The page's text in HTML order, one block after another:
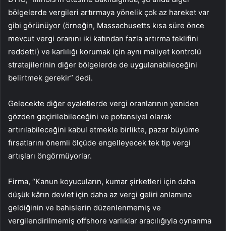
bölgelerde vergileri artırmaya yönelik çok az hareket var
gibi görünüyor (örneğin, Massachusetts kısa süre önce
mevcut vergi oranını iki katından fazla artırma teklifini
reddetti) ve karlılığı korumak için aynı maliyet kontrolü
stratejilerinin diğer bölgelerde de uygulanabileceğini
belirtmek gerekir” dedi.
Gelecekte diğer eyaletlerde vergi oranlarının yeniden
gözden geçirilebileceğini ve potansiyel olarak
artırılabileceğini kabul etmekle birlikte, pazar büyüme
fırsatlarını önemli ölçüde engelleyecek tek tip vergi
artışları öngörmüyorlar.
Firma, “Kanun koyucuların, kumar şirketleri için daha
düşük kârın devlet için daha az vergi geliri anlamına
geldiğinin ve bahislerin düzenlenmemiş ve
vergilendirilmemiş offshore varlıklar aracılığıyla oynanma